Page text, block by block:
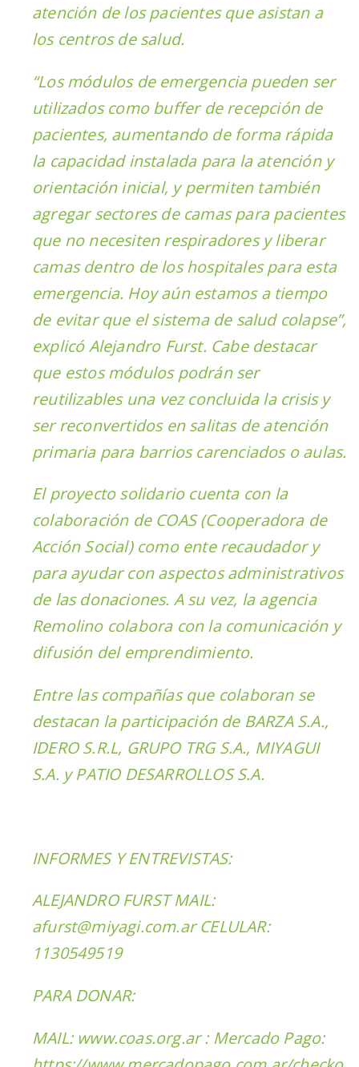
atención de los pacientes que asistan a
los centros de salud.
“Los módulos de emergencia pueden ser
utilizados como buffer de recepción de
pacientes, aumentando de forma rápida
la capacidad instalada para la atención y
orientación inicial, y permiten también
agregar sectores de camas para pacientes
que no necesiten respiradores y liberar
camas dentro de los hospitales para esta
emergencia. Hoy aún estamos a tiempo
de evitar que el sistema de salud colapse”,
explicó Alejandro Furst. Cabe destacar
que estos módulos podrán ser
reutilizables una vez concluida la crisis y
ser reconvertidos en salitas de atención
primaria para barrios carenciados o aulas.
El proyecto solidario cuenta con la
colaboración de COAS (Cooperadora de
Acción Social) como ente recaudador y
para ayudar con aspectos administrativos
de las donaciones. A su vez, la agencia
Remolino colabora con la comunicación y
difusión del emprendimiento.
Entre las compañías que colaboran se
destacan la participación de BARZA S.A.,
IDERO S.R.L, GRUPO TRG S.A., MIYAGUI
S.A. y PATIO DESARROLLOS S.A.
INFORMES Y ENTREVISTAS:
ALEJANDRO FURST MAIL:
afurst@miyagi.com.ar CELULAR:
1130549519
PARA DONAR:
MAIL: www.coas.org.ar : Mercado Pago: